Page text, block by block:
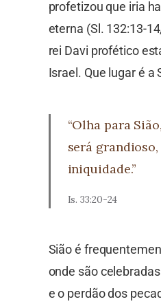
profetizou que iria
eterna (Sl. 132:13-
rei Davi profético
Israel. Que lugar é a
“Olha para
será
iniquidade.”
Is. 33:20-24
Sião é
onde são
e o perdão dos